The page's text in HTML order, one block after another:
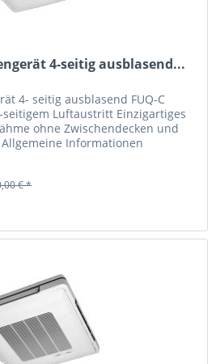
4-seitig ausblasend...
4- seitig ausblasend FUQ-C
Luftaustritt Einzigartiges
ohne Zwischendecken und
Informationen
€ *